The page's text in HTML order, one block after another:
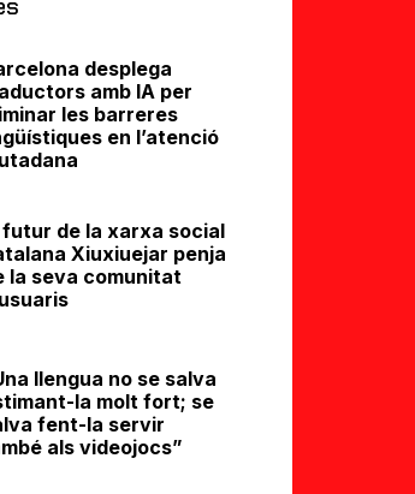
desplega
amb IA per
les barreres
en l’atenció
futur de la xarxa social
Xiuxiuejar penja
la seva comunitat
llengua no se salva
la molt fort; se
fent-la servir
als videojocs”